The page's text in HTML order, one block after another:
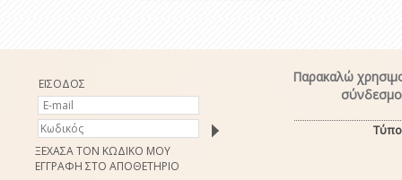
ΕΙΣΟΔΟΣ
ΞΕΧΑΣΑ ΤΟΝ ΚΩΔΙΚΟ ΜΟΥ
ΕΓΓΡΑΦΗ ΣΤΟ ΑΠΟΘΕΤΗΡΙΟ
Παρακαλώ